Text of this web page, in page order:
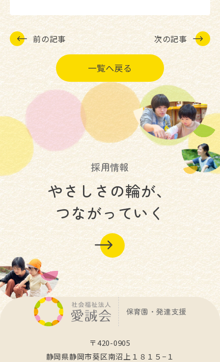
前の記事 次の記事
一覧へ戻る
採用情報
やさしさの輪が、
つながっていく
保育園・発達支援
〒420-0905
静岡県静岡市葵区南沼上１８１５−１